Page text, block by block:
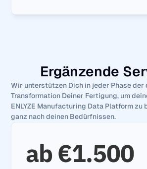
Ergänzende
Wir unterstützen Dich in jeder Phase der
Transformation Deiner Fertigung, um
ENLYZE Manufacturing Data Platform zu
ganz nach deinen Bedürfnissen.
ab €1.500